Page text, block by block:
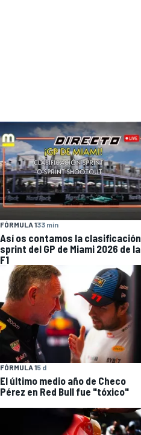
FÓRMULA 133 min
Así os contamos la clasificación
sprint del GP de Miami 2026 de la
F1
FÓRMULA 15 d
El último medio año de Checo
Pérez en Red Bull fue "tóxico"